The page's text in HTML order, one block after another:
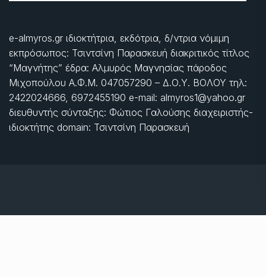
e-almyros.gr ιδιοκτήτρια, εκδότρια, δ/ντρια νόμιμη
εκπρόσωπος: Τσιντσίνη Παρασκευή διακριτικός τίτλος
“Μαγνήτης” έδρα: Αλμυρός Μαγνησίας πάροδος
Μιχοπούλου Α.Φ.Μ. 047057290 – Δ.Ο.Υ. ΒΟΛΟΥ τηλ:
2422024666, 6972455190 e-mail: almyros1@yahoo.gr
διευθυντής σύνταξης: Φώτιος Γαλούσης διαχειριστής-
ιδιοκτήτης domain: Τσιντσίνη Παρασκευή